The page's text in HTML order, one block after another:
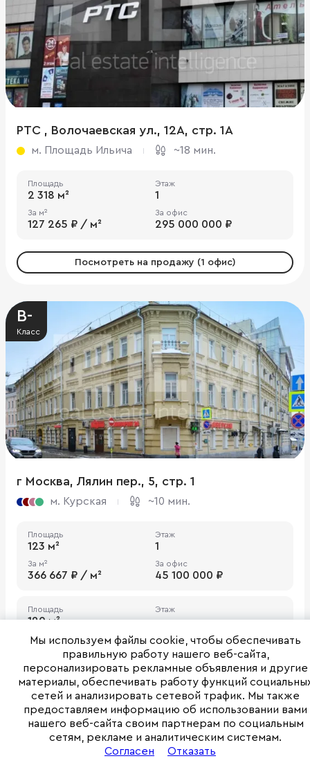
РТС , Волочаевская ул., 12А, стр. 1А
м. Площадь Ильича ~18 мин.
Площадь
2 318 м²
Этаж
1
За м²
127 265 ₽ / м²
За офис
295 000 000 ₽
Посмотреть на продажу (1 офис)
B-
Класс
г Москва, Лялин пер., 5, стр. 1
м. Курская ~10 мин.
Площадь
123 м²
Этаж
1
За м²
366 667 ₽ / м²
За офис
45 100 000 ₽
Площадь
120 м²
Этаж
300 000 ₽ / м²
36 000 000 ₽
Посмотреть на продажу (6 офисов)
Мы используем файлы cookie, чтобы обеспечивать
правильную работу нашего веб-сайта,
персонализировать рекламные объявления и другие
материалы, обеспечивать работу функций
сетей и анализировать сетевой трафик. Мы также
предоставляем информацию об использовании вами
нашего веб-сайта своим партнерам по социальным
сетям, рекламе и аналитическим системам.
Согласен
Отказать